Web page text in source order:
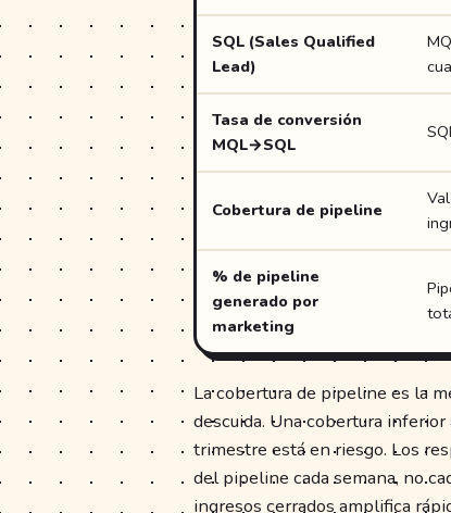
SQL (Sales Qualified
Lead)
Tasa de conversión
MQL→SQL
Cobertura de pipeline
% de pipeline
generado por
marketing
La cobertura de pipeline es la
descuida. Una cobertura
trimestre está en riesgo. Los
del pipeline cada semana, no
ingresos cerrados amplifica